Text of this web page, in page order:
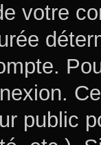
votre
public